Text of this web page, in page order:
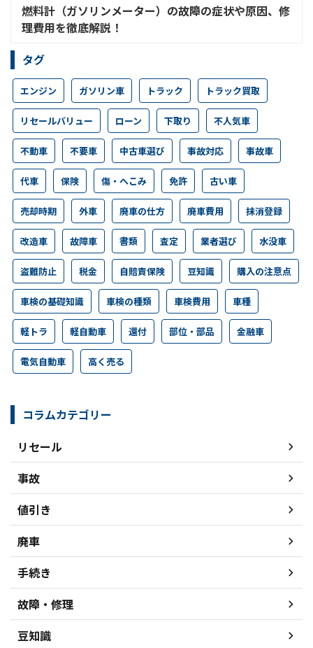
燃料計（ガソリンメーター）の故障の症状や原因、修
理費用を徹底解説！
タグ
エンジン ガソリン車 トラック トラック買取
リセールバリュー ローン 下取り 不人気車
不動車 不要車 中古車選び 事故対応 事故車
代車 保険 傷・へこみ 免許 古い車
売却時期 外車 廃車の仕方 廃車費用 抹消登録
改造車 故障車 書類 査定 業者選び 水没車
盗難防止 税金 自賠責保険 豆知識 購入の注意点
車検の基礎知識 車検の種類 車検費用 車種
軽トラ 軽自動車 還付 部位・部品 金融車
電気自動車 高く売る
コラムカテゴリー
リセール
事故
値引き
廃車
手続き
故障・修理
豆知識